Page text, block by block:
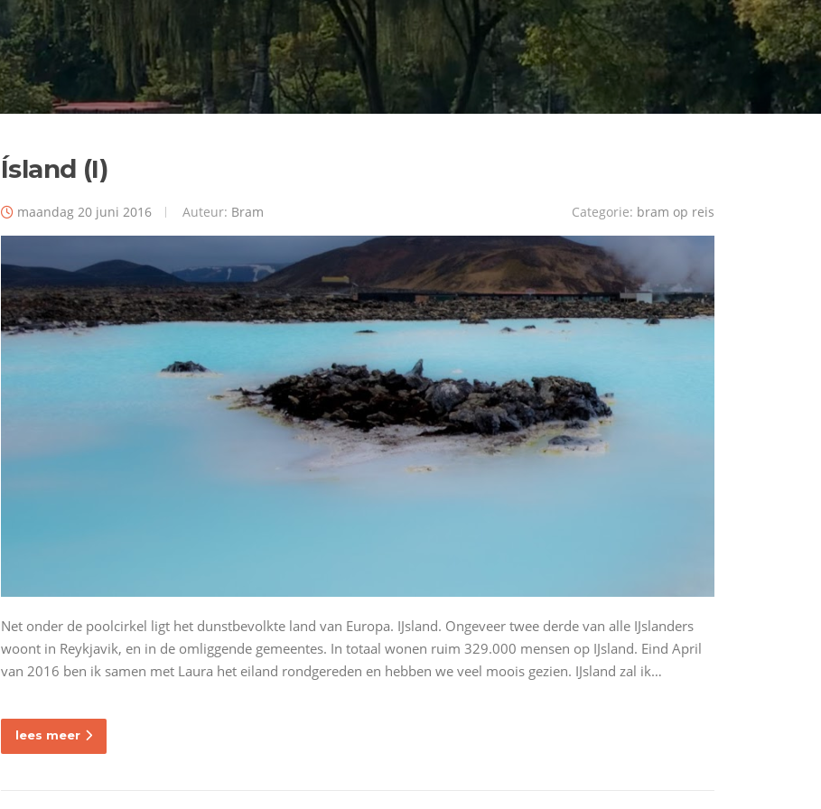
Ísland (I)
maandag 20 juni 2016 Auteur: Bram Categorie: bram op reis
Net onder de poolcirkel ligt het dunstbevolkte land van Europa. IJsland. Ongeveer twee derde van alle IJslanders
woont in Reykjavik, en in de omliggende gemeentes. In totaal wonen ruim 329.000 mensen op IJsland. Eind April
van 2016 ben ik samen met Laura het eiland rondgereden en hebben we veel moois gezien. IJsland zal ik…
lees meer